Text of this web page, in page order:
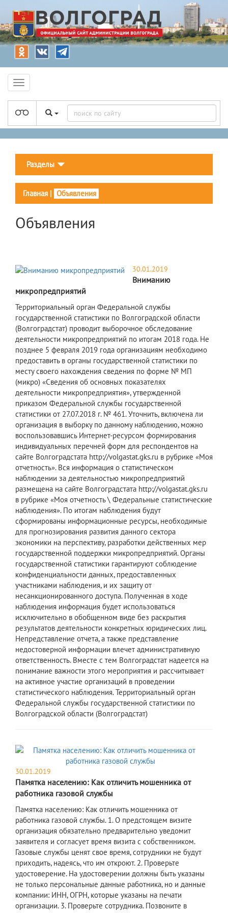
Разделы
Главная | Объявления
Объявления
30.01.2019
Вниманию
микропредприятий
Территориальный орган Федеральной службы
государственной статистики по Волгоградской области
(Волгоградстат) проводит выборочное обследование
деятельности микропредприятий по итогам 2018 года. Не
позднее 5 февраля 2019 года организациям необходимо
предоставить в органы государственной статистики по
месту своего нахождения сведения по форме № МП
(микро) «Сведения об основных показателях
деятельности микропредприятия», утвержденной
приказом Федеральной службы государственной
статистики от 27.07.2018 г. № 461. Уточнить, включена ли
организация в выборку по данному наблюдению, можно
воспользовавшись Интернет-ресурсом формирования
индивидуальных перечней форм для респондентов на
сайте Волгоградстата http://volgastat.gks.ru в рубрике «Моя
отчетность». Вся информация о статистическом
наблюдении за деятельностью микропредприятий
размещена на сайте Волгоградстата http://volgastat.gks.ru
в рубрике «Моя отчетность \ Федеральные статистические
наблюдения». По итогам наблюдения будут
сформированы информационные ресурсы, необходимые
для прогнозирования развития данного сектора
экономики на перспективу, разработки действенных мер
государственной поддержки микропредприятий. Органы
государственной статистики гарантируют соблюдение
конфиденциальности данных, предоставленных
участниками наблюдения, и их защиту от
несанкционированного доступа. Полученная в ходе
наблюдения информация будет использоваться
исключительно в обобщенном виде без раскрытия
результатов деятельности конкретных юридических лиц.
Непредставление отчета, а также представление
недостоверной информации влечет административную
ответственность. Вместе с тем Волгоградстат надеется на
понимание важности этого мероприятия и рассчитывает
на активное участие организаций в проведении
статистического наблюдения. Территориальный орган
Федеральной службы государственной статистики по
Волгоградской области (Волгоградстат)
30.01.2019
Памятка населению: Как отличить мошенника от
работника газовой службы
Памятка населению: Как отличить мошенника от
работника газовой службы. 1. О предстоящем визите
организация обязательно предварительно уведомит
заявителя и согласует время визита с собственником.
Газовые службы ценят свое время, сотрудники не будут
приходить, надеясь, что им откроют. 2. Проверьте
удостоверение. На удостоверении должны быть указаны
не только персональные данные работника, но и данные
компании: ИНН, ОГРН, которые указаны на печати
организации. 3. Проверьте сотрудника. Позвоните в